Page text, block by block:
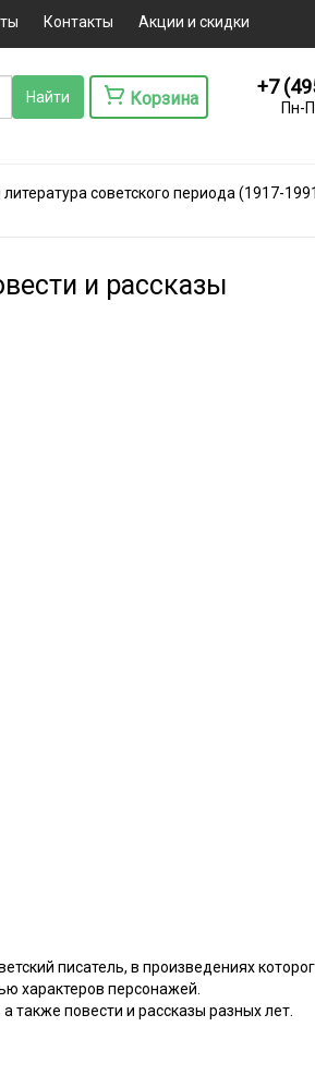
Контакты Акции и скидки
Корзина
+7
Пн-
литература советского периода (1917-
и рассказы
писатель, в произведениях
характеров персонажей.
также повести и рассказы разных лет.